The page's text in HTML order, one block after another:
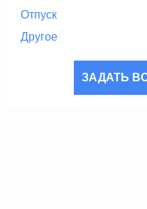
Отпуск
Другое
ЗАДАТЬ